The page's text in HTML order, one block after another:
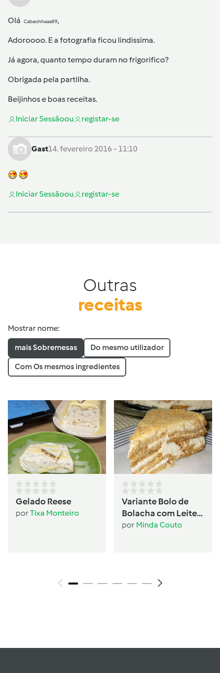
Olá Cabacinhaaa89,
Adoroooo. E a fotografia ficou lindissima.
Já agora, quanto tempo duram no frigorifico?
Obrigada pela partilha.
Beijinhos e boas receitas.
Iniciar Sessãoou registar-se
Gast14. fevereiro 2016 - 11:10
Iniciar Sessãoou registar-se
Outras
receitas
Mostrar nome:
mais Sobremesas Do mesmo utilizador
Com Os mesmos ingredientes
Gelado Reese
porTixa Monteiro
Variante Bolo de
Bolacha com Leite
Condensado
por Minda Couto